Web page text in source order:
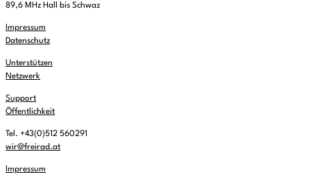
89,6 MHz Hall bis Schwaz
Impressum
Datenschutz
Unterstützen
Netzwerk
Support
Öffentlichkeit
Tel. +43(0)512 560291
wir@freirad.at
Impressum